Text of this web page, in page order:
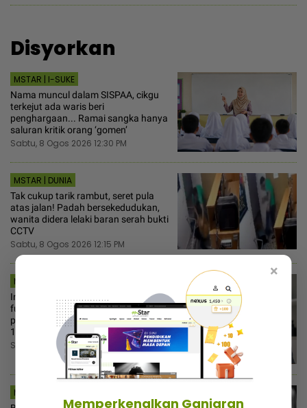
Disyorkan
MSTAR | I-SUKE
Nama muncul dalam SISPAA, cikgu
terkejut ada waris beri
penghargaan... Ramai sangka hanya
saluran kritik orang ‘gomen’
Sabtu, 8 Ogos 2026 12:30 PM
MSTAR | DUNIA
Tak cukup tarik rambut, seret pula
atas jalan! Padah bersekedudukan,
wanita didera lelaki baran serah bukti
CCTV
Sabtu, 8 Ogos 2026 12:15 PM
MSTAR | I-SUKE
Ingat tebuk saja-saja? Rupanya ini
fungsi rahsia lubang kecil pada
pengetip kuku... Sudah wujud sejak
145 tahun lalu!
Sabtu, 8 Ogos 2026 11:30 AM
MSTAR | DUNIA
×
Memperkenalkan Ganjaran